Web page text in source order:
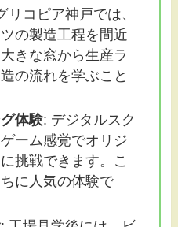
リコピア神戸では、
の製造工程を間近
きな窓から生産ラ
の流れを学ぶこと
体験: デジタルスク
ーム感覚でオリジ
挑戦できます。こ
に人気の体験で